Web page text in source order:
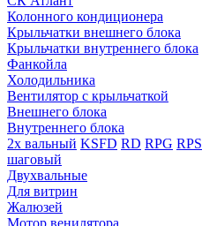
Колонного кондиционера
Крыльчатки внешнего блока
Крыльчатки внутреннего блока
Фанкойла
Холодильника
Вентилятор с крыльчаткой
Внешнего блока
Внутреннего блока
2х вальный KSFD RD RPG RPS
шаговый
Двухвальные
Для витрин
Жалюзей
Мотор венилятора